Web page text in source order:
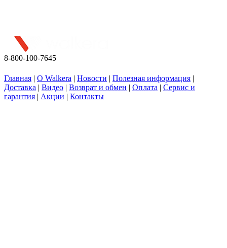
8-800-100-7645
Главная | О Walkera | Новости | Полезная информация |
Доставка | Видео | Возврат и обмен | Оплата | Сервис и
гарантия | Акции | Контакты